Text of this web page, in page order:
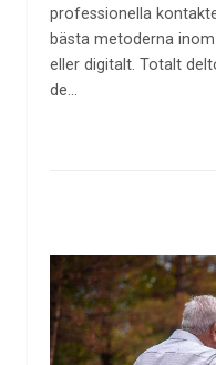
professionella
bästa metoderna
eller digitalt. Totalt
de…